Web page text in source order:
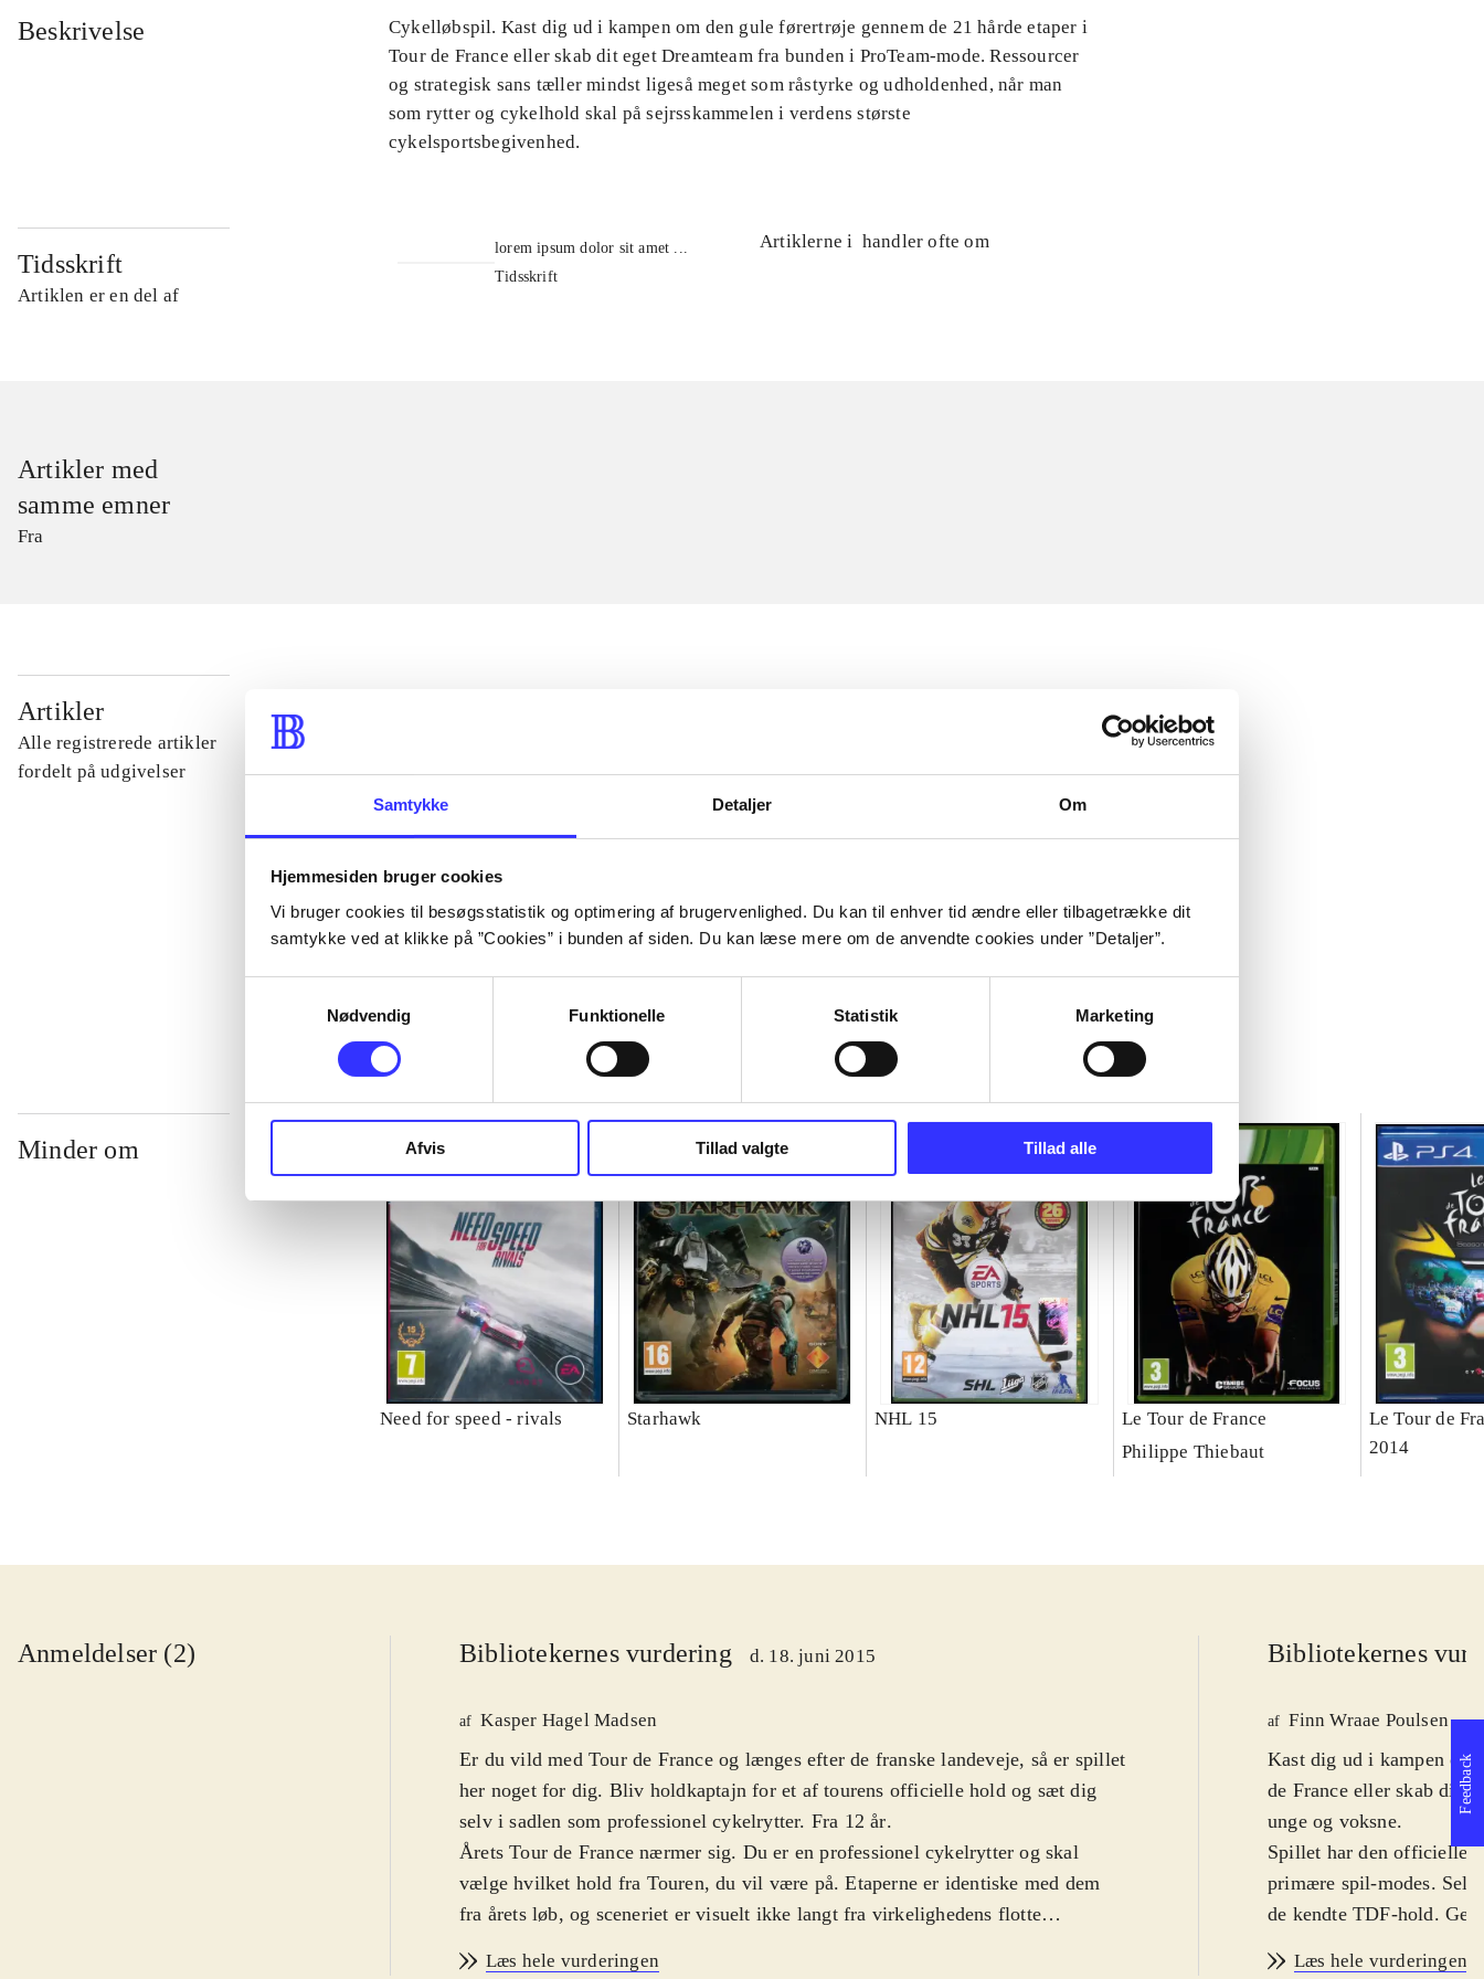
Samtykke Detaljer Om
Hjemmesiden bruger cookies
Vi bruger cookies til besøgsstatistik og optimering af brugervenlighed. Du kan til enhver tid ændre eller tilbagetrække dit
samtykke ved at klikke på ”Cookies” i bunden af siden. Du kan læse mere om de anvendte cookies under ”Detaljer”.
Nødvendig
Funktionelle Statistik Marketing
Afvis Tillad valgte Tillad alle
Beskrivelse
Cykelløbspil. Kast dig ud i kampen om den gule førertrøje gennem de 21 hårde etaper i
Tour de France eller skab dit eget Dreamteam fra bunden i ProTeam-mode. Ressourcer
og strategisk sans tæller mindst ligeså meget som råstyrke og udholdenhed, når man
som rytter og cykelhold skal på sejrsskammelen i verdens største
cykelsportsbegivenhed.
Tidsskrift
Artiklen er en del af
lorem ipsum dolor sit amet ...
Tidsskrift
Artiklerne i handler ofte om
Artikler med
samme emner
Fra
Artikler
Alle registrerede artikler
fordelt på udgivelser
...
...
...
Minder om
Need for speed - rivals Starhawk NHL 15
Le Tour de France
Philippe Thiebaut
Le Tour de
2014
Anmeldelser (2) Bibliotekernes vurdering d. 18. juni 2015
af Kasper Hagel Madsen
Er du vild med Tour de France og længes efter de franske landeveje, så er spillet
her noget for dig. Bliv holdkaptajn for et af tourens officielle hold og sæt dig
selv i sadlen som professionel cykelrytter. Fra 12 år.
Årets Tour de France nærmer sig. Du er en professionel cykelrytter og skal
vælge hvilket hold fra Touren, du vil være på. Etaperne er identiske med dem
fra årets løb, og sceneriet er visuelt ikke langt fra virkelighedens flotte
Læs hele vurderingen
Bibliotekernes
af Finn Wraae Poulsen
Kast dig ud i kampen om
de France eller skab dit
unge og voksne.
Spillet har den officielle
primære spil-modes.
de kendte TDF-hold.
Læs hele vurderingen
Feedback